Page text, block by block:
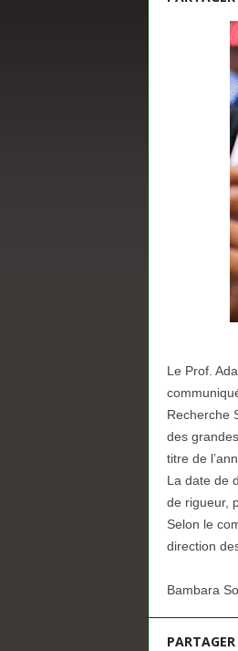
Le Prof.
Recherche
des
titre de
La date de
de rigueur,
Selon le
direction
Bambara
PARTAGER